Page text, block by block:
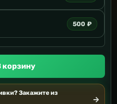
500 ₽
корзину
Закажите из